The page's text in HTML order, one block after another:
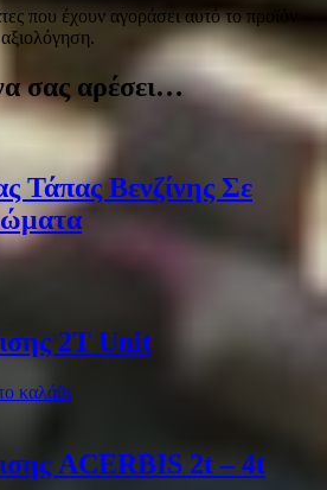
που έχουν αγοράσει αυτό το προϊόν
σας αρέσει…
Τάπας Βενζίνης Σε
2Τ Unit
καλάθι
ACERBIS 2t – 4t